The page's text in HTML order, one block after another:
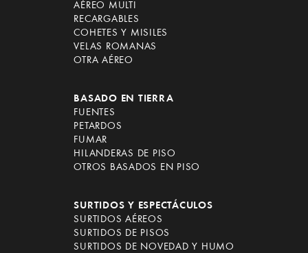
AÉREO MULTI
RECARGABLES
COHETES Y MISILES
VELAS ROMANAS
OTRA AÉREO
BASADO EN TIERRA
FUENTES
PETARDOS
FUMAR
HILANDERAS DE PISO
OTROS BASADOS EN PISO
SURTIDOS Y ESPECTÁCULOS
SURTIDOS AÉREOS
SURTIDOS DE PISOS
SURTIDOS DE NOVEDAD Y HUMO